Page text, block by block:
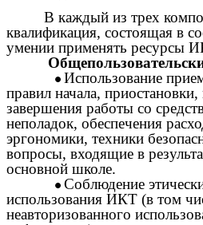
В каждый из трех
квалификация, состоящая в
умении применять ресурсы
Использование
правил начала,
завершения работы со
неполадок, обеспечения
эргономики, техники
вопросы, входящие в
основной школе.
Соблюдение
использования ИКТ (в том
неавторизованного